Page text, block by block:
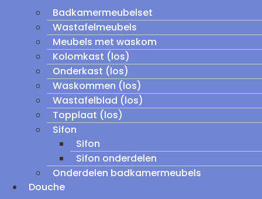
Badkamermeubelset
Wastafelmeubels
Meubels met waskom
Kolomkast (los)
Onderkast (los)
Waskommen (los)
Wastafelblad (los)
Topplaat (los)
Sifon
Sifon
Sifon onderdelen
Onderdelen badkamermeubels
Douche